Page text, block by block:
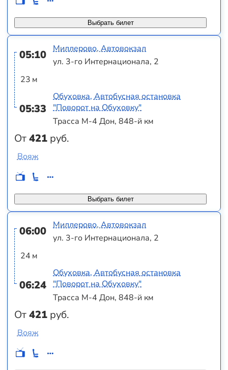
Выбрать билет
05:10
23 м
05:33
От421 руб.
Миллерово, Автовокзал
ул. 3-го Интернационала, 2
Обуховка, Автобусная остановка
"Поворот на Обуховку"
Трасса М-4 Дон, 848-й км
Выбрать билет
Вояж
06:00
24 м
06:24
От421 руб.
Миллерово, Автовокзал
ул. 3-го Интернационала, 2
Обуховка, Автобусная остановка
"Поворот на Обуховку"
Трасса М-4 Дон, 848-й км
Вояж